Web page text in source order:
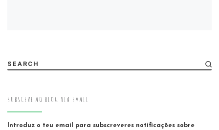
SEARCH
SUBSCEVE AO BLOG VIA EMAIL
Introduz o teu email para subscreveres notificações sobre